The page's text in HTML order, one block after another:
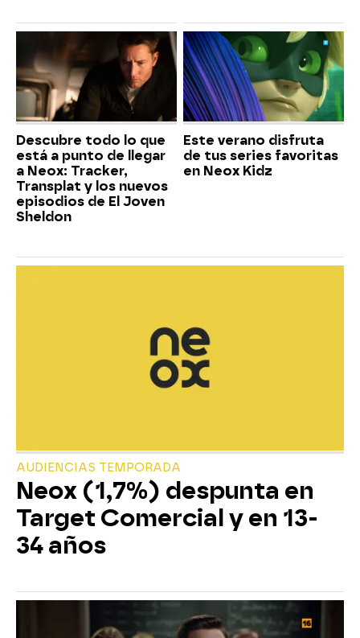
Descubre todo lo que
está a punto de llegar
a Neox: Tracker,
Transplat y los nuevos
episodios de El Joven
Sheldon
Este verano disfruta
de tus series favoritas
en Neox Kidz
AUDIENCIAS TEMPORADA
Neox (1,7%) despunta en
Target Comercial y en 13-
34 años